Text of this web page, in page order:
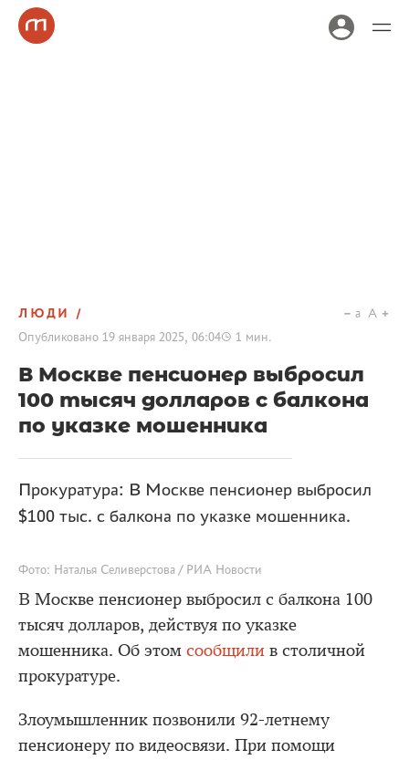
ЛЮДИ
Опубликовано 19 января 2025, 06:04 1 мин.
a A
В Москве пенсионер выбросил
100 тысяч долларов с балкона
по указке мошенника
Прокуратура: В Москве пенсионер выбросил
$100 тыс. с балкона по указке мошенника.
Фото: Наталья Селиверстова / РИА Новости
В Москве пенсионер выбросил с балкона 100
тысяч долларов, действуя по указке
мошенника. Об этом сообщили в столичной
прокуратуре.
Злоумышленник позвонили 92-летнему
пенсионеру по видеосвязи. При помощи